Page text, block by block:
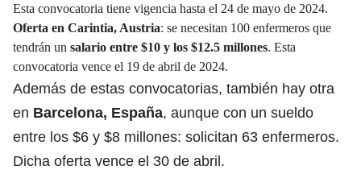
Esta convocatoria tiene vigencia hasta el 24 de mayo de 2024.
Oferta en Carintia, Austria: se necesitan 100 enfermeros que
tendrán un salario entre $10 y los $12.5 millones. Esta
convocatoria vence el 19 de abril de 2024.
Además de estas convocatorias, también hay otra
en Barcelona, España, aunque con un sueldo
entre los $6 y $8 millones: solicitan 63 enfermeros.
Dicha oferta vence el 30 de abril.